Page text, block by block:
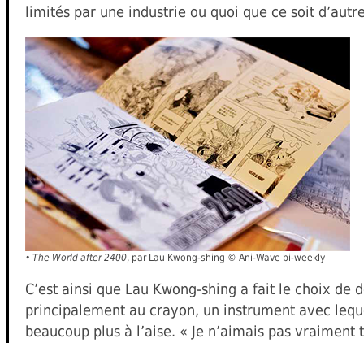
limités par une industrie ou quoi que ce soit
• The World after 2400, par Lau Kwong-shing © Ani-Wave bi-weekly
C’est ainsi que Lau Kwong-shing a fait le choix de
principalement au crayon, un instrument avec
beaucoup plus à l’aise. « Je n’aimais pas